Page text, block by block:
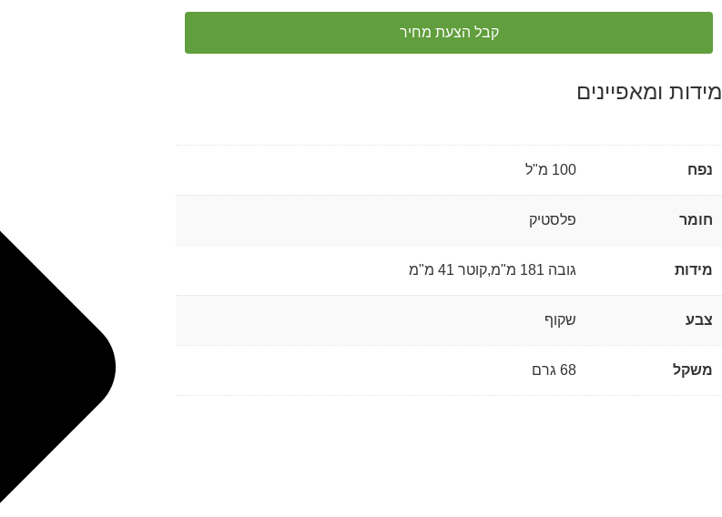
קבל הצעת מחיר
מידות ומאפיינים
נפח 100 מ"ל
חומר פלסטיק
מידות גובה 181 מ"מ,קוטר 41 מ"מ
צבע שקוף
משקל 68 גרם